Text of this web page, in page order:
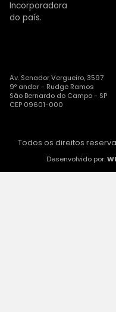
Incorporadora
do país.
Av. Senador Vergueiro, 3597
9º andar - Rudge Ramos
São Bernardo do Campo - SP
CEP 09601-000
Todos os direitos
Desenvolvido por: